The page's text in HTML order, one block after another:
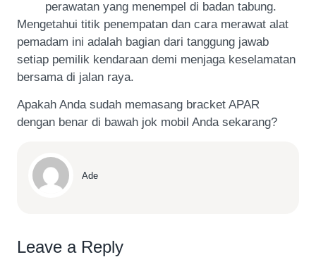
perawatan yang menempel di badan tabung.
Mengetahui titik penempatan dan cara merawat alat
pemadam ini adalah bagian dari tanggung jawab
setiap pemilik kendaraan demi menjaga keselamatan
bersama di jalan raya.
Apakah Anda sudah memasang bracket APAR
dengan benar di bawah jok mobil Anda sekarang?
Ade
Leave a Reply